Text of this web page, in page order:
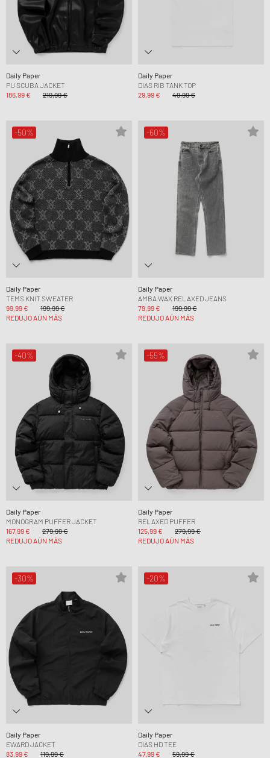
Daily Paper
PU SCUBA JACKET
186,99 €
219,99 €
Daily Paper
DIAS RIB TANK TOP
29,99 €
49,99 €
-50%
Daily Paper
TEMS KNIT SWEATER
99,99 €
199,99 €
REDUJO AÚN MÁS
-60%
Daily Paper
AMBA WAX RELAXED JEANS
79,99 €
199,99 €
REDUJO AÚN MÁS
-40%
Daily Paper
MONOGRAM PUFFER JACKET
167,99 €
279,99 €
REDUJO AÚN MÁS
-55%
Daily Paper
RELAXED PUFFER
125,99 €
279,99 €
REDUJO AÚN MÁS
-30%
Daily Paper
EWARD JACKET
83,99 €
119,99 €
-20%
Daily Paper
DIAS HD TEE
47,99 €
59,99 €